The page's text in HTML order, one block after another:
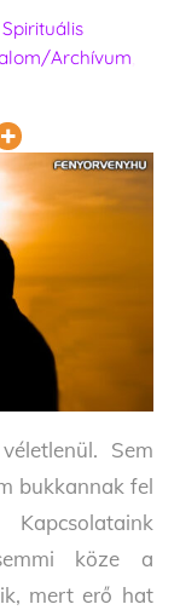
Spirituális
Archívum
Sem
bukkannak fel
köze a
mert erő hat